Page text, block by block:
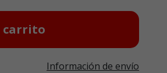
carrito
Información de envío